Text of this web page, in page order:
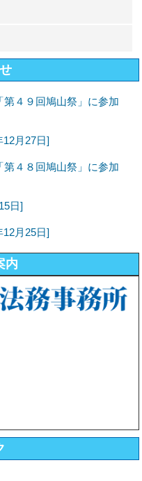
４９回鳩山祭」に参加
12月27日]
４８回鳩山祭」に参加
日]
12月25日]
内